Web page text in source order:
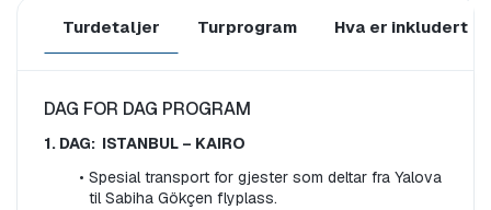
Turdetaljer Turprogram Hva er inkludert
DAG FOR DAG PROGRAM
1. DAG:  ISTANBUL – KAIRO
Spesial transport for gjester som deltar fra Yalova
til Sabiha Gökçen flyplass.